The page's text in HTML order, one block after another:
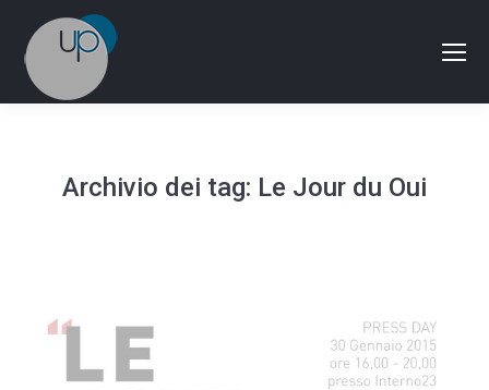
Archivio dei tag: Le Jour du Oui